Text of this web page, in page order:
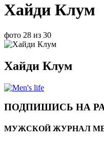
Хайди Клум
фото 28 из 30
Хайди Клум
ПОДПИШИСЬ НА
МУЖСКОЙ ЖУРНАЛ